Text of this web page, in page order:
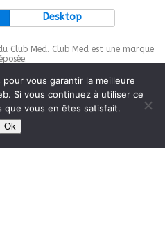
Desktop
Club Med. Club Med est une marque
bywp-copyrightpro.com
vous garantir la meilleure
Si vous continuez à utiliser ce
que vous en êtes satisfait.
Ok